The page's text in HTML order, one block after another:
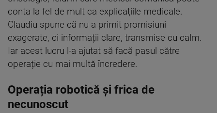
conta la fel de mult ca explicațiile medicale.
Claudiu spune că nu a primit promisiuni
exagerate, ci informații clare, transmise cu calm.
Iar acest lucru l-a ajutat să facă pasul către
operație cu mai multă încredere.
Operația robotică și frica de
necunoscut